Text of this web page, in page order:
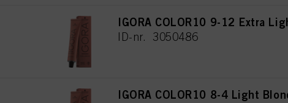
IGORA COLOR10 9-12 Extra
ID-nr. 3050486
IGORA COLOR10 8-4 Light